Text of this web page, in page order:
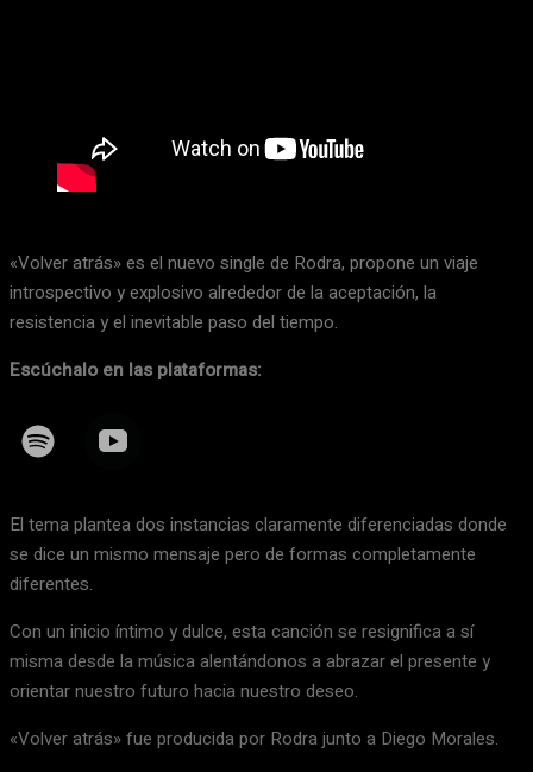
«Volver atrás» es el nuevo single de Rodra, propone un viaje
introspectivo y explosivo alrededor de la aceptación, la
resistencia y el inevitable paso del tiempo.
Escúchalo en las plataformas:
El tema plantea dos instancias claramente diferenciadas donde
se dice un mismo mensaje pero de formas completamente
diferentes.
Con un inicio íntimo y dulce, esta canción se resignifica a sí
misma desde la música alentándonos a abrazar el presente y
orientar nuestro futuro hacia nuestro deseo.
«Volver atrás» fue producida por Rodra junto a Diego Morales.